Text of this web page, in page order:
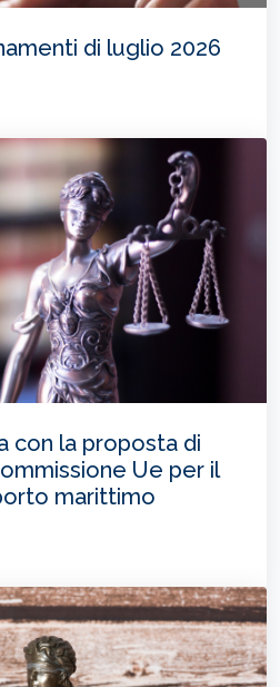
di luglio 2026
con la proposta di
Ue per il
marittimo